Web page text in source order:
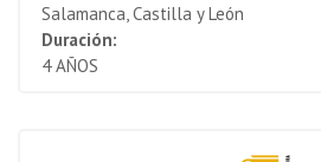
Salamanca, Castilla y León
Duración:
4 AÑOS